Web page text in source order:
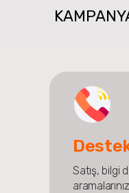
Satış, bilgi